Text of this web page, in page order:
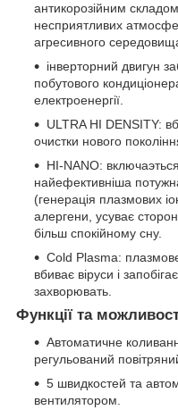
антикорозійним
несприятливих
агресивного
інверторний двигун
побутового
електроенергії.
ULTRA HI DENSITY:
очистки нового
HI-NANO:
найефективніша
(генерація плазмових
алергени, усуває
більш спокійному сну.
Cold Plasma:
вбиває віруси і
захворювать.
Функції та
Автоматичне
регульований
5 швидкостей та
вентилятором.